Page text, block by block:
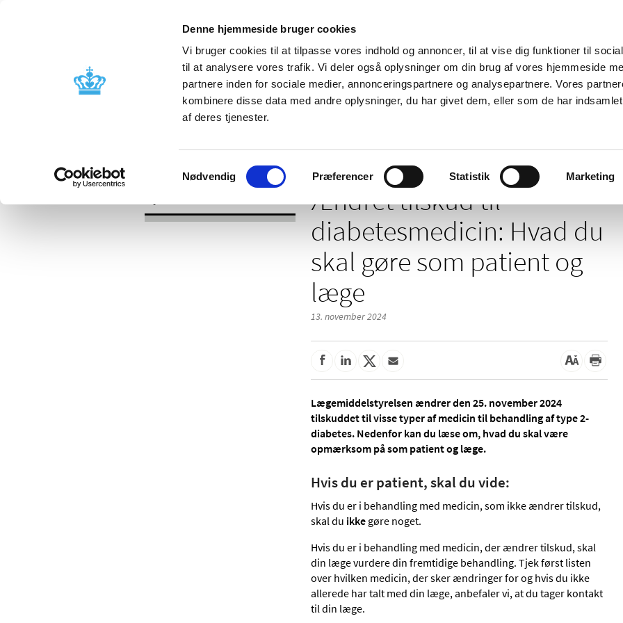
Denne hjemmeside bruger cookies
Vi bruger cookies til at tilpasse vores indhold og annoncer, til at vise dig funktioner til
til at analysere vores trafik. Vi deler også oplysninger om din brug af vores hjemmeside
partnere inden for sociale medier, annonceringspartnere og analysepartnere. Vores
kombinere disse data med andre oplysninger, du har givet dem, eller som de har
af deres tjenester.
Samtykkevalg
Nødvendig Præferencer Statistik Marketing
Nyheder Om os Kontakt
Godkendelse og
Bivirkninger og
produktinformation
Tilskud og
Apoteker og salg af
Ændret tilskud til
diabetesmedicin: Hvad du
skal gøre som patient og
læge
13. november 2024
Lægemiddelstyrelsen ændrer den 25. november 2024
tilskuddet til visse typer af medicin til behandling af type 2-
diabetes. Nedenfor kan du læse om, hvad du skal være
opmærksom på som patient og læge.
Hvis du er patient, skal du vide:
Hvis du er i behandling med medicin, som ikke ændrer tilskud,
skal du ikke gøre noget.
Hvis du er i behandling med medicin, der ændrer tilskud, skal
din læge vurdere din fremtidige behandling. Tjek først listen
over hvilken medicin, der sker ændringer for og hvis du ikke
allerede har talt med din læge, anbefaler vi, at du tager kontakt
til din læge.